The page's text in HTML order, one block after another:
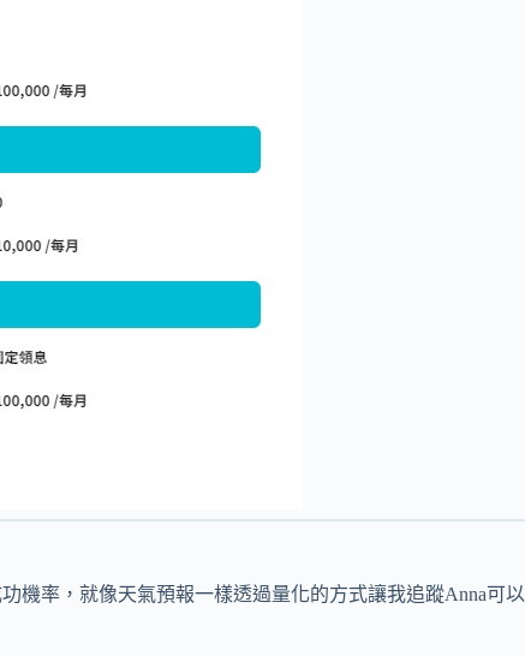
機率，就像天氣預報一樣透過量化的方式讓我追蹤Anna可以